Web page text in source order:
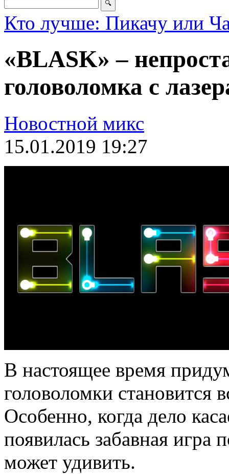
Кто лучше: Пикачу или
«BLASK» –
головоломка с
Новостной микс
15.01.2019 19:27
В настоящее время
головоломки становится
Особенно, когда дело
появилась забавная
может удивить.